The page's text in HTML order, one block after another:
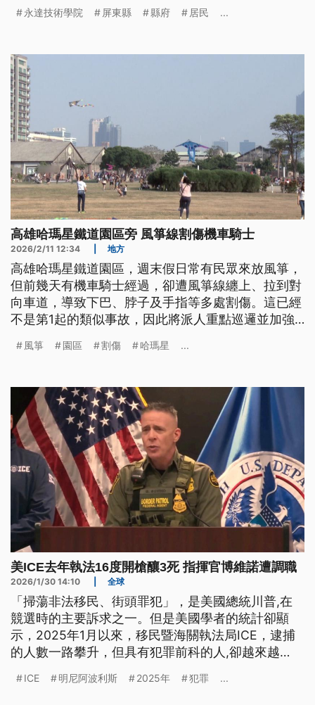
永達技術學院 屏東縣 縣府 居民 ...
高雄哈瑪星鐵道園區旁 風箏線割傷機車騎士
2026/2/11 12:34 地方
高雄哈瑪星鐵道園區，週末假日常有民眾來放風箏，
但前幾天有機車騎士經過，卻遭風箏線纏上、拉到對
向車道，導致下巴、脖子及手指等多處割傷。這已經
不是第1起的類似事故，因此將派人重點巡邏並加強
風箏 園區 割傷 哈瑪星 ...
美ICE去年執法16度開槍釀3死 指揮官博維諾遭調職
2026/1/30 14:10 全球
「掃蕩非法移民、街頭罪犯」，是美國總統川普,在
競選時的主要訴求之一。但是美國學者的統計卻顯
示，2025年1月以來，移民暨海關執法局ICE，逮捕
的人數一路攀升，但具有犯罪前科的人,卻越來越
人民開槍，明尼蘇達州37歲男護理師，普雷蒂之死，
ICE 明尼阿波利斯 2025年 犯罪 ...